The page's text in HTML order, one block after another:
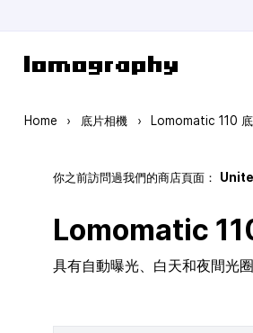
Home › 底片相機 › Lomomatic 110
你之前訪問過我們的商店頁面：
Lomomatic
具有自動曝光、白天和夜間光